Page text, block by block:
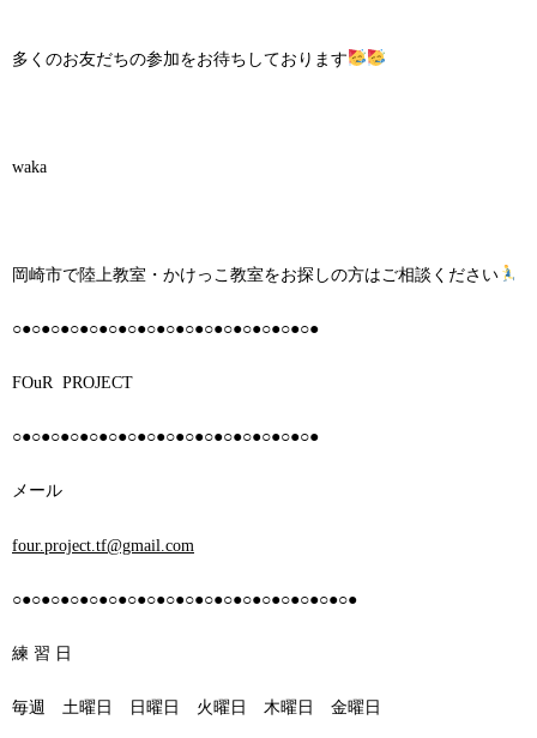
多くのお友だちの参加をお待ちしております
waka
岡崎市で陸上教室・かけっこ教室をお探しの方はご相談ください
○●○●○●○●○●○●○●○●○●○●○●○●○●○●○●○●
FOuR PROJECT
○●○●○●○●○●○●○●○●○●○●○●○●○●○●○●○●
メール
four.project.tf@gmail.com
○●○●○●○●○●○●○●○●○●○●○●○●○●○●○●○●○●○●
練 習 日
毎週 土曜日 日曜日 火曜日 木曜日 金曜日